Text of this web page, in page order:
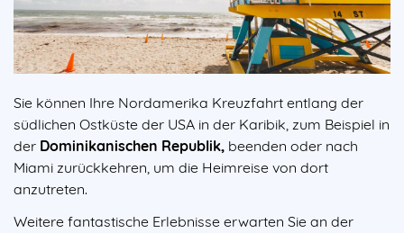
Sie können Ihre Nordamerika Kreuzfahrt entlang der
südlichen Ostküste der USA in der Karibik, zum Beispiel in
der Dominikanischen Republik, beenden oder nach
Miami zurückkehren, um die Heimreise von dort
anzutreten.
Weitere fantastische Erlebnisse erwarten Sie an der